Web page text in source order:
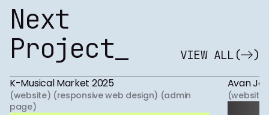
Next
Project_
VIEW ALL( )
K-Musical Market 2025
(website) (responsive web design) (admin
page)
Avan